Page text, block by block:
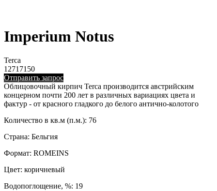
Imperium Notus
Terca
12717150
Отправить запрос
Облицовочный кирпич Terca производится австрийским
концерном почти 200 лет в различных вариациях цвета и
фактур - от красного гладкого до белого антично-колотого
Количество в кв.м (п.м.): 76
Страна: Бельгия
Формат: ROMEINS
Цвет: коричневый
Водопоглощение, %: 19